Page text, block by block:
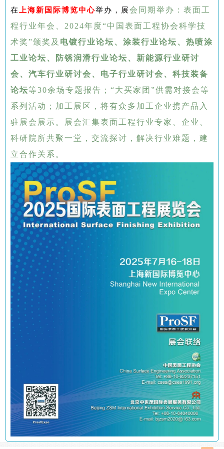
在 上海新国际博览中心举办，展会同期举办：表面工
程行业年会、2024年度“中国表面工程协会科学技
术奖”颁奖及 电镀行业论坛、涂装行业论坛、热喷涂
工业论坛、防锈润滑行业论坛、新能源行业研讨
会、汽车行业研讨会、电子行业研讨会、科技装备
论坛等30余场专题报告；“大买家团”供需对接会等
系列活动； 加工展区，将有众多加工企业携产品入
驻展会展示。展会汇集表面工程行业专家、企业、
科研院所共聚一堂，交流探讨， 解决行业难题，建
立合作关 系 。